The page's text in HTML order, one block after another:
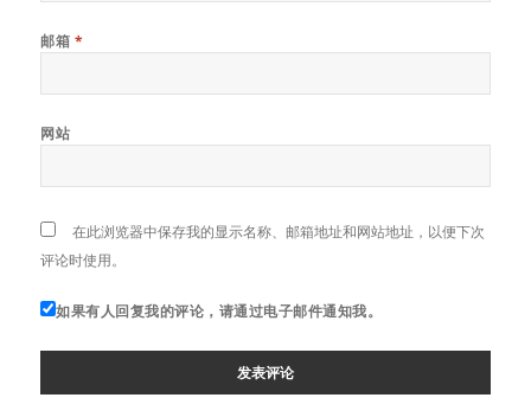
邮箱 *
网站
在此浏览器中保存我的显示名称、邮箱地址和网站地址，以便下次
评论时使用。
如果有人回复我的评论，请通过电子邮件通知我。